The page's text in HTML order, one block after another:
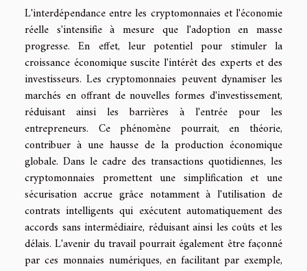
L'interdépendance entre les cryptomonnaies et l'économie
réelle s'intensifie à mesure que l'adoption en masse
progresse. En effet, leur potentiel pour stimuler la
croissance économique suscite l'intérêt des experts et des
investisseurs. Les cryptomonnaies peuvent dynamiser les
marchés en offrant de nouvelles formes d'investissement,
réduisant ainsi les barrières à l'entrée pour les
entrepreneurs. Ce phénomène pourrait, en théorie,
contribuer à une hausse de la production économique
globale. Dans le cadre des transactions quotidiennes, les
cryptomonnaies promettent une simplification et une
sécurisation accrue grâce notamment à l'utilisation de
contrats intelligents qui exécutent automatiquement des
accords sans intermédiaire, réduisant ainsi les coûts et les
délais. L'avenir du travail pourrait également être façonné
par ces monnaies numériques, en facilitant par exemple,